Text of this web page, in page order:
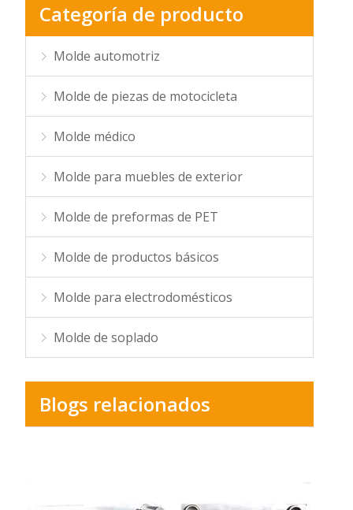
Categoría de producto
Molde automotriz
Molde de piezas de motocicleta
Molde médico
Molde para muebles de exterior
Molde de preformas de PET
Molde de productos básicos
Molde para electrodomésticos
Molde de soplado
Blogs relacionados